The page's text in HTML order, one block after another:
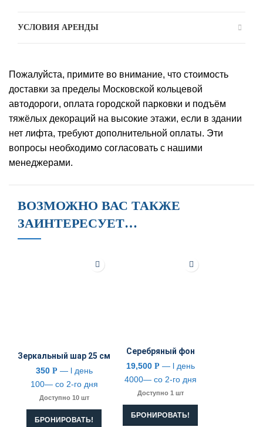
УСЛОВИЯ АРЕНДЫ
Пожалуйста, примите во внимание, что стоимость
доставки за пределы Московской кольцевой
автодороги, оплата городской парковки и подъём
тяжёлых декораций на высокие этажи, если в здании
нет лифта, требуют дополнительной оплаты. Эти
вопросы необходимо согласовать с нашими
менеджерами.
ВОЗМОЖНО ВАС ТАКЖЕ
ЗАИНТЕРЕСУЕТ…
Зеркальный шар 25 см
350 Р — l день
100— со 2-го дня
Доступно 10 шт
БРОНИРОВАТЬ!
Серебряный фон
19,500 Р — l день
4000— со 2-го дня
Доступно 1 шт
БРОНИРОВАТЬ!